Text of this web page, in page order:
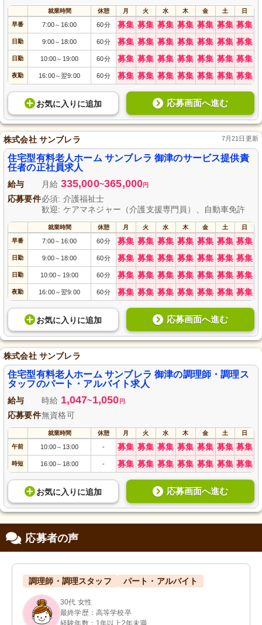
就業時間 休憩 月 火 水 木 金 土 日
早番 7:00～ 16:00 60分 募集 募集 募集 募集 募集 募集 募集
日勤 9:00～ 18:00 60分 募集 募集 募集 募集 募集 募集 募集
日勤 10:00～ 19:00 60分 募集 募集 募集 募集 募集 募集 募集
夜勤 16:00～翌9:00 60分 募集 募集 募集 募集 募集 募集 募集
お気に入り に追加 応募画面へ進む
株式会社 サンブレラ 7月21日更新
住宅型有料老人ホーム サンブレラ 御津のサービス提供責
任者の正社員求人
給与 月給 335,000~365,000円
応募要件必須: 介護福祉士
歓迎: ケアマネジャー（介護支援専門員）、自動車免許
就業時間 休憩 月 火 水 木 金 土 日
早番 7:00～ 16:00 60分 募集 募集 募集 募集 募集 募集 募集
日勤 9:00～ 18:00 60分 募集 募集 募集 募集 募集 募集 募集
日勤 10:00～ 19:00 60分 募集 募集 募集 募集 募集 募集 募集
夜勤 16:00～翌9:00 60分 募集 募集 募集 募集 募集 募集 募集
お気に入り に追加 応募画面へ進む
株式会社 サンブレラ
住宅型有料老人ホーム サンブレラ 御津の調理師・調理ス
タッフのパート・アルバイト求人
給与 時給 1,047~1,050 円
応募要件無資格可
就業時間 休憩 月 火 水 木 金 土 日
午前 10:00～ 13:00 - 募集 募集 募集 募集 募集 募集 募集
時短 16:00～ 18:00 - 募集 募集 募集 募集 募集 募集 募集
お気に入り に追加 応募画面へ進む
応募者の声
調理師・調理スタッフ パート・アルバイト
30代 女性
最終学歴：高等学校卒